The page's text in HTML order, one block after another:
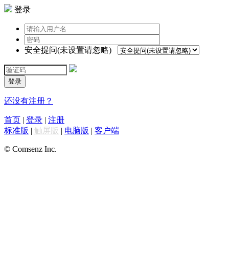
登录
安全提问(未设置请忽略)
登录
还没有注册？
首页 | 登录 | 注册
标准版 | 触屏版 | 电脑版 | 客户端
© Comsenz Inc.